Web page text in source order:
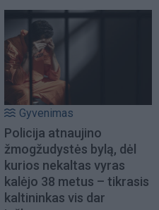
Gyvenimas
Policija atnaujino
žmogžudystės bylą, dėl
kurios nekaltas vyras
kalėjo 38 metus – tikrasis
kaltininkas vis dar